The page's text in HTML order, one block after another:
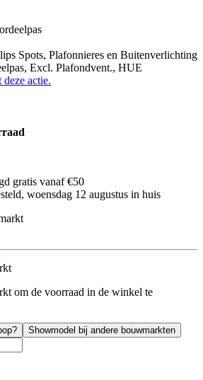
Spots, Plafonnieres en Buitenverlichting
Excl. Plafondvent., HUE
actie.
gratis vanaf €50
woensdag 12 augustus in huis
om de voorraad in de winkel te
Showmodel bij andere bouwmarkten